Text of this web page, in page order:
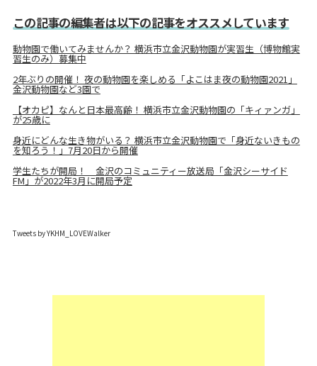
この記事の編集者は以下の記事をオススメしています
動物園で働いてみませんか？ 横浜市立金沢動物園が実習生（博物館実
習生のみ）募集中
2年ぶりの開催！ 夜の動物園を楽しめる「よこはま夜の動物園2021」
金沢動物園など3園で
【オカピ】なんと日本最高齢！ 横浜市立金沢動物園の「キィァンガ」
が25歳に
身近にどんな生き物がいる？ 横浜市立金沢動物園で「身近ないきもの
を知ろう！」7月20日から開催
学生たちが開局！ 金沢のコミュニティー放送局「金沢シーサイド
FM」が2022年3月に開局予定
Tweets by YKHM_LOVEWalker